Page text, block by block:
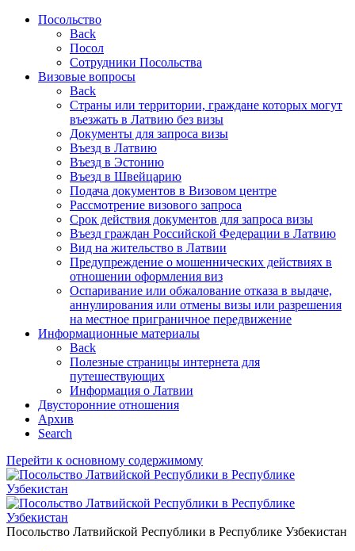
Посольство
Back
Посол
Сотрудники Посольства
Визовые вопросы
Back
Страны или территории, граждане которых могут
въезжать в Латвию без визы
Документы для запроса визы
Въезд в Латвию
Въезд в Эстонию
Въезд в Швейцарию
Подача документов в Визовом центре
Рассмотрение визового запроса
Срок действия документов для запроса визы
Въезд граждан Российской Федерации в Латвию
Вид на жительство в Латвии
Предупреждение о мошеннических действиях в
отношении оформления виз
Оспаривание или обжалование отказа в выдаче,
аннулирования или отмены визы или разрешения
на местное приграничное передвижение
Информационные материалы
Back
Полезные страницы интернета для
путешествующих
Информация о Латвии
Двусторонние отношения
Aрхив
Search
Перейти к основному содержимому
Посольство Латвийской Республики в Республике Узбекистан